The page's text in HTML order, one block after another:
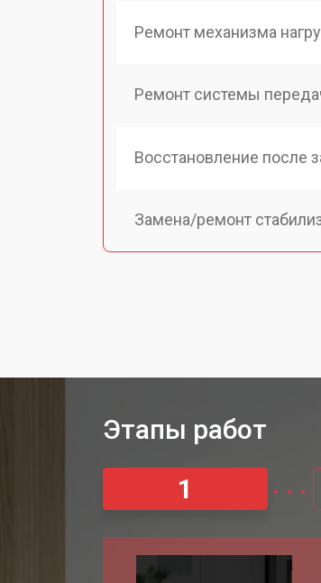
Ремонт механизма
Ремонт системы
Восстановление после
Замена/ремонт
Настройка
Этапы работ
1